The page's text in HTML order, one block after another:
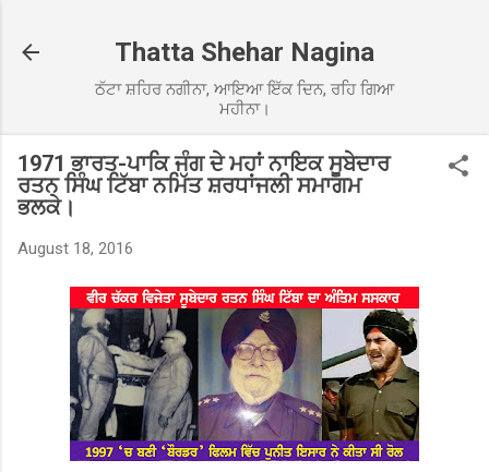
Thatta Shehar Nagina
ਠੱਟਾ ਸ਼ਹਿਰ ਨਗੀਨਾ, ਆਇਆ ਇੱਕ ਦਿਨ, ਰਹਿ ਗਿਆ
ਮਹੀਨਾ।
1971 ਭਾਰਤ-ਪਾਕਿ ਜੰਗ ਦੇ ਮਹਾਂ ਨਾਇਕ ਸੂਬੇਦਾਰ
ਰਤਨ ਸਿੰਘ ਟਿੱਬਾ ਨਮਿੱਤ ਸ਼ਰਧਾਂਜਲੀ ਸਮਾਗਮ
ਭਲਕੇ।
August 18, 2016